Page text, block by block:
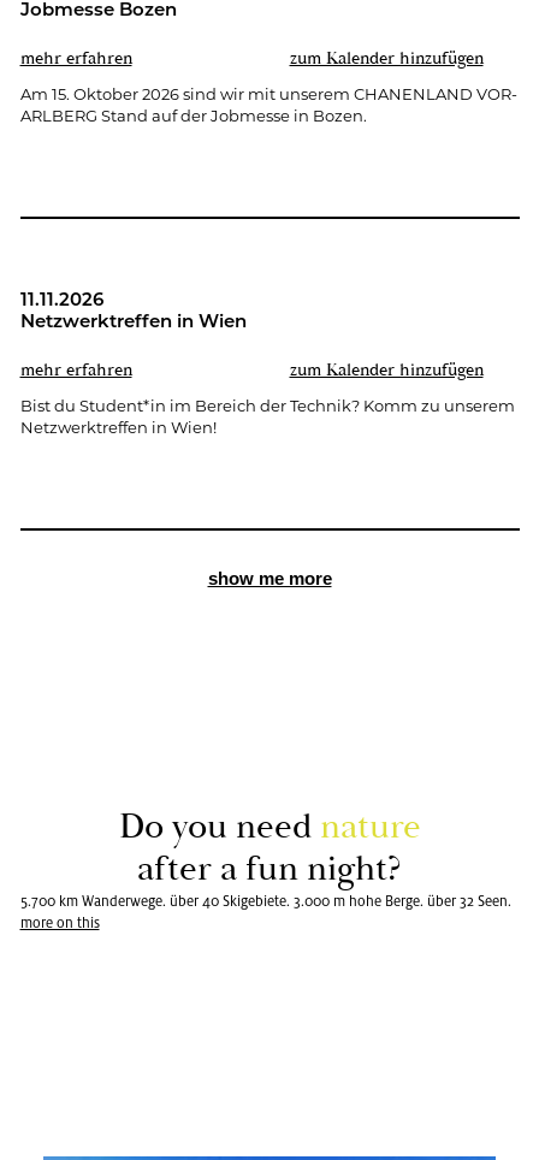
Job­mes­se Bozen
mehr er­fah­ren zum Ka­len­der hin­zu­fü­gen
Am 15. Ok­to­ber 2026 sind wir mit un­se­rem CHA­NEN­LAND VOR­
ARL­BERG Stand auf der Job­mes­se in Bozen.
11.11.2026
Netz­werk­tref­fen in Wien
mehr er­fah­ren zum Ka­len­der hin­zu­fü­gen
Bist du Stu­dent*in im Be­reich der Tech­nik? Komm zu un­se­rem
Netz­werk­tref­fen in Wien!
show me more
Do you need na­tu­re
after a fun night?
5.700 km Wanderwege. über 40 Skigebiete. 3.000 m hohe Berge. über 32 Seen.
more on this